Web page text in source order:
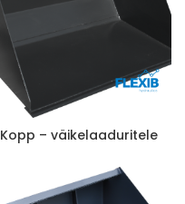
Kopp – väikelaaduritele